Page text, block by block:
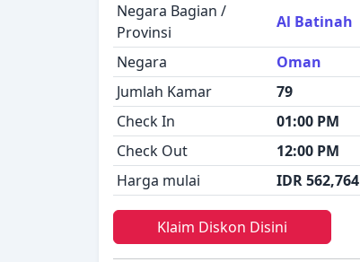
Negara Bagian /
Provinsi
Al Batinah
Negara
Oman
Jumlah Kamar
79
Check In
01:00 PM
Check Out
12:00 PM
Harga mulai
IDR 562,764
Klaim Diskon Disini